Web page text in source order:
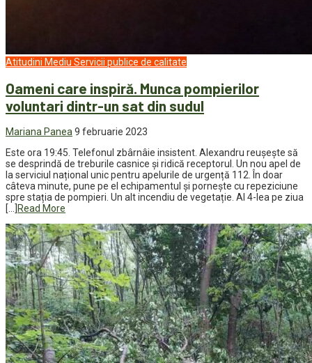
Atitudini Mediu Servicii publice de calitate
Oameni care inspiră. Munca pompierilor
voluntari dintr-un sat din sudul
Mariana Panea9 februarie 2023
Este ora 19:45. Telefonul zbârnâie insistent. Alexandru reușește să
se desprindă de treburile casnice și ridică receptorul. Un nou apel de
la serviciul național unic pentru apelurile de urgență 112. În doar
câteva minute, pune pe el echipamentul și pornește cu repeziciune
spre stația de pompieri. Un alt incendiu de vegetație. Al 4-lea pe ziua
[…] Read More